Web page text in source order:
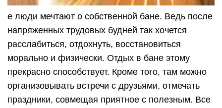
е люди мечтают о собственной бане. Ведь после
напряженных трудовых будней так хочется
расслабиться, отдохнуть, восстановиться
морально и физически. Отдых в бане этому
прекрасно способствует. Кроме того, там можно
организовывать встречи с друзьями, отмечать
праздники, совмещая приятное с полезным. Все